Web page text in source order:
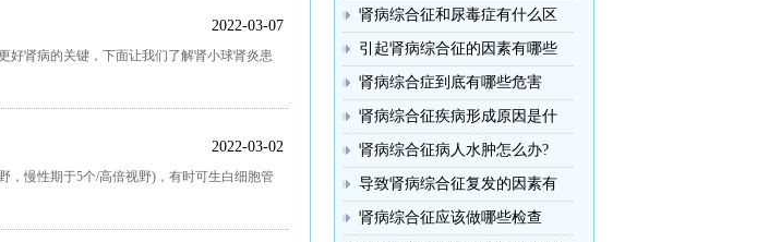
2022-03-07
好肾病的关键，下面让我们了解肾小球肾炎患
2022-03-02
，慢性期于5个/高倍视野)，有时可生白细胞管
肾病综合征和尿毒症有什么区
引起肾病综合征的因素有哪些
肾病综合症到底有哪些危害
肾病综合征疾病形成原因是什
肾病综合征病人水肿怎么办?
导致肾病综合征复发的因素有
肾病综合征应该做哪些检查